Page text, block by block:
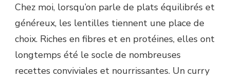
Chez moi, lorsqu’on parle de plats équilibrés et
généreux, les lentilles tiennent une place de
choix. Riches en fibres et en protéines, elles ont
longtemps été le socle de nombreuses
recettes conviviales et nourrissantes. Un curry